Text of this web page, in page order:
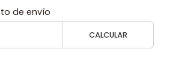
de envío
CALCULAR